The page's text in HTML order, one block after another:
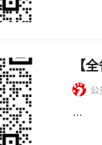
【
公
…